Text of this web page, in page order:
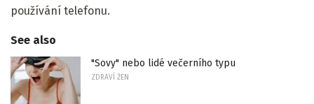
používání telefonu.
See also
"Sovy" nebo lidé večerního typu
ZDRAVÍ ŽEN